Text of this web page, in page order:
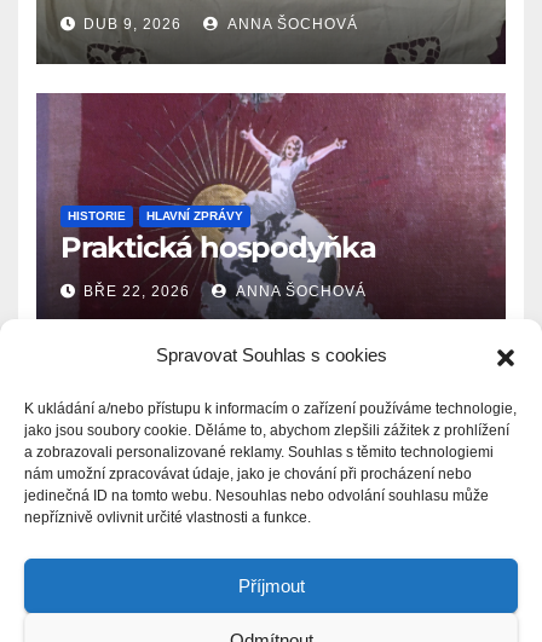
Spravovat Souhlas s cookies
K ukládání a/nebo přístupu k informacím o zařízení používáme technologie,
jako jsou soubory cookie. Děláme to, abychom zlepšili zážitek z prohlížení
a zobrazovali personalizované reklamy. Souhlas s těmito technologiemi
nám umožní zpracovávat údaje, jako je chování při procházení nebo
jedinečná ID na tomto webu. Nesouhlas nebo odvolání souhlasu může
nepříznivě ovlivnit určité vlastnosti a funkce.
Příjmout
DUB 9, 2026 ANNA ŠOCHOVÁ
HISTORIE HLAVNÍ ZPRÁVY
Praktická hospodyňka
BŘE 22, 2026 ANNA ŠOCHOVÁ
Zprávy.Ašsko.eu